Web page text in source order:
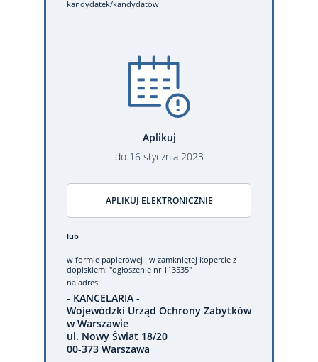
kandydatek/kandydatów
Aplikuj
do 16 stycznia 2023
APLIKUJ ELEKTRONICZNIE
lub
w formie papierowej i w zamkniętej kopercie z
dopiskiem: "ogłoszenie nr 113535"
na adres:
- KANCELARIA -
Wojewódzki Urząd Ochrony Zabytków
w Warszawie
ul. Nowy Świat 18/20
00-373 Warszawa